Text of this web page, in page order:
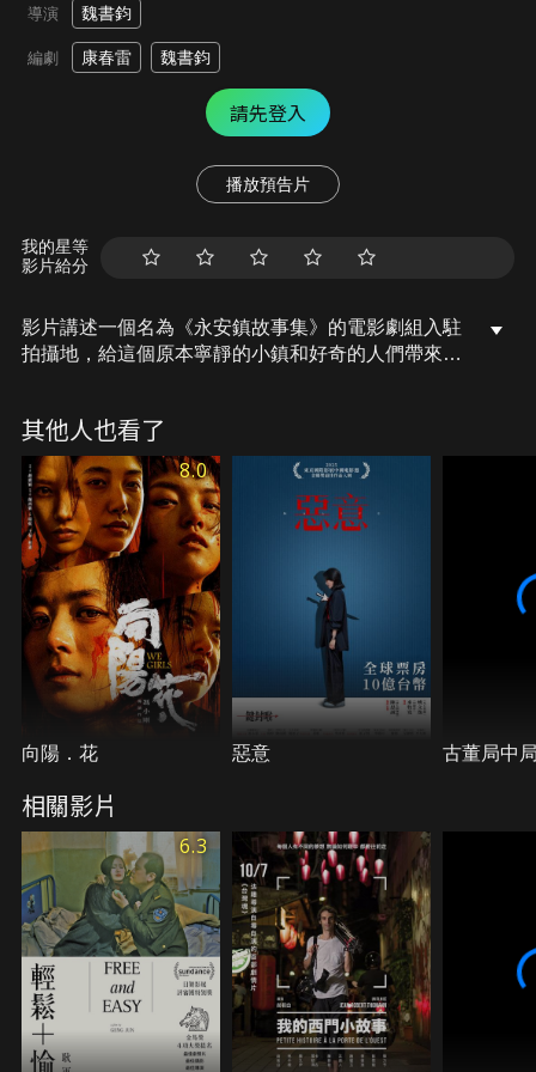
導演 魏書鈞
編劇 康春雷 魏書鈞
請先登入
播放預告片
我的星等
影片給分
影片講述一個名為《永安鎮故事集》的電影劇組入駐
拍攝地，給這個原本寧靜的小鎮和好奇的人們帶來一
時刻」，三個故事串聯組成，描畫了一幅中國當代社
會人與人之間，階層與階層之間相處的生動圖景。
其他人也看了
8.0
向陽．花 惡意 古董局中
相關影片
6.3